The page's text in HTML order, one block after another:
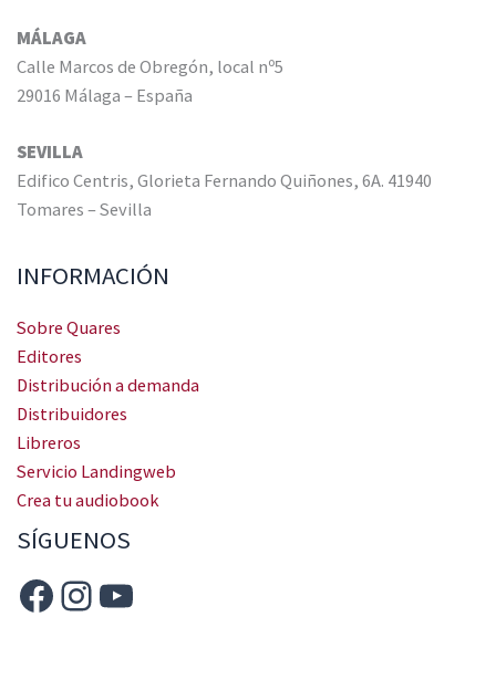
MÁLAGA
Calle Marcos de Obregón, local nº5
29016 Málaga – España
SEVILLA
Edifico Centris, Glorieta Fernando Quiñones, 6A. 41940
Tomares – Sevilla
INFORMACIÓN
Sobre Quares
Editores
Distribución a demanda
Distribuidores
Libreros
Servicio Landingweb
Crea tu audiobook
SÍGUENOS